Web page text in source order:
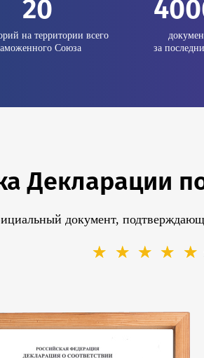
20
на территории всего
Союза
за
Декларации
документ,
☆
☆
☆
☆
☆